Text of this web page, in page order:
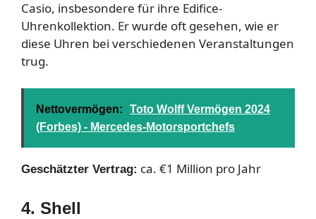
Casio, insbesondere für ihre Edifice-
Uhrenkollektion. Er wurde oft gesehen, wie er
diese Uhren bei verschiedenen Veranstaltungen
trug.
Nettovermögen:
Toto Wolff Vermögen 2024
(Forbes) - Mercedes-Motorsportchefs
Geschätzter Vertrag: ca. €1 Million pro Jahr
4. Shell